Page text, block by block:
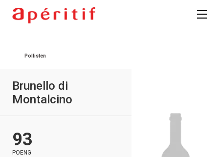
Pollisten
Brunello di
Montalcino
93
POENG